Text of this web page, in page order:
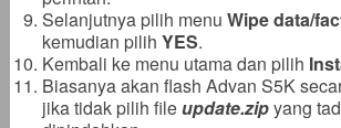
Selanjutnya pilih menu Wipe data/
kemudian pilih YES.
Kembali ke menu utama dan pilih
Biasanya akan flash Advan S5K
jika tidak pilih fileupdate.zipyang